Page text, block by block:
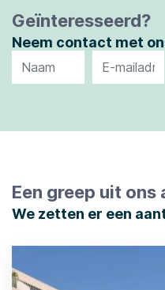
Geïnteresseerd?
Neem contact met
Een greep uit ons
We zetten er een